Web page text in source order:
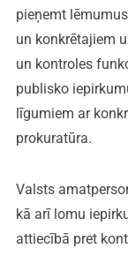
pieņemt
un konkrētajiem
un kontroles
publisko
līgumiem ar
prokuratūra.
Valsts
kā arī lomu
attiecībā pret